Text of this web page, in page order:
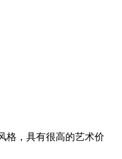
格，具有很高的艺术价